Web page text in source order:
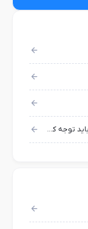
برای کار با شرکت های بزرگ و حرفه ای به چه نکاتی باید توجه کرد؟